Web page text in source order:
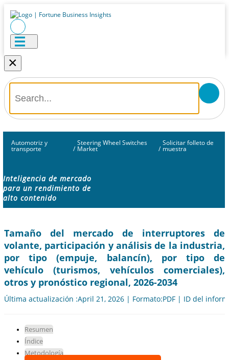
×
Automotriz y
transporte /
Steering Wheel Switches
Market /
Solicitar folleto de
muestra
Inteligencia de mercado
para un rendimiento de
alto contenido
Tamaño del mercado de interruptores de
volante, participación y análisis de la industria,
por tipo (empuje, balancín), por tipo de
vehículo (turismos, vehículos comerciales),
otros y pronóstico regional, 2026-2034
Última actualización :April 21, 2026 | Formato:PDF | ID del
Resumen
Índice
Metodología